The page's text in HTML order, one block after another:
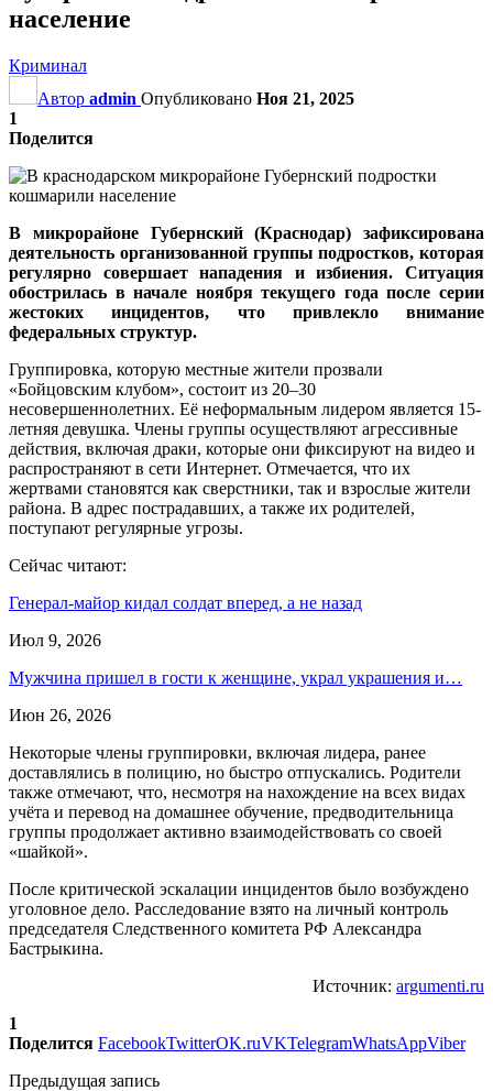
население
Криминал
Автор admin Опубликовано Ноя 21, 2025
1
Поделится
В микрорайоне Губернский (Краснодар) зафиксирована
деятельность организованной группы подростков, которая
регулярно совершает нападения и избиения. Ситуация
обострилась в начале ноября текущего года после серии
жестоких инцидентов, что привлекло внимание
федеральных структур.
Группировка, которую местные жители прозвали
«Бойцовским клубом», состоит из 20–30
несовершеннолетних. Её неформальным лидером является 15-
летняя девушка. Члены группы осуществляют агрессивные
действия, включая драки, которые они фиксируют на видео и
распространяют в сети Интернет. Отмечается, что их
жертвами становятся как сверстники, так и взрослые жители
района. В адрес пострадавших, а также их родителей,
поступают регулярные угрозы.
Сейчас читают:
Генерал-майор кидал солдат вперед, а не назад
Июл 9, 2026
Мужчина пришел в гости к женщине, украл украшения и…
Июн 26, 2026
Некоторые члены группировки, включая лидера, ранее
доставлялись в полицию, но быстро отпускались. Родители
также отмечают, что, несмотря на нахождение на всех видах
учёта и перевод на домашнее обучение, предводительница
группы продолжает активно взаимодействовать со своей
«шайкой».
После критической эскалации инцидентов было возбуждено
уголовное дело. Расследование взято на личный контроль
председателя Следственного комитета РФ Александра
Бастрыкина.
Источник: argumenti.ru
1
Поделится FacebookTwitterOK.ruVKTelegramWhatsAppViber
Предыдущая запись